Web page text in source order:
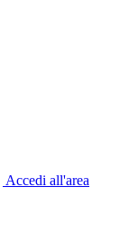
Accedi all'area